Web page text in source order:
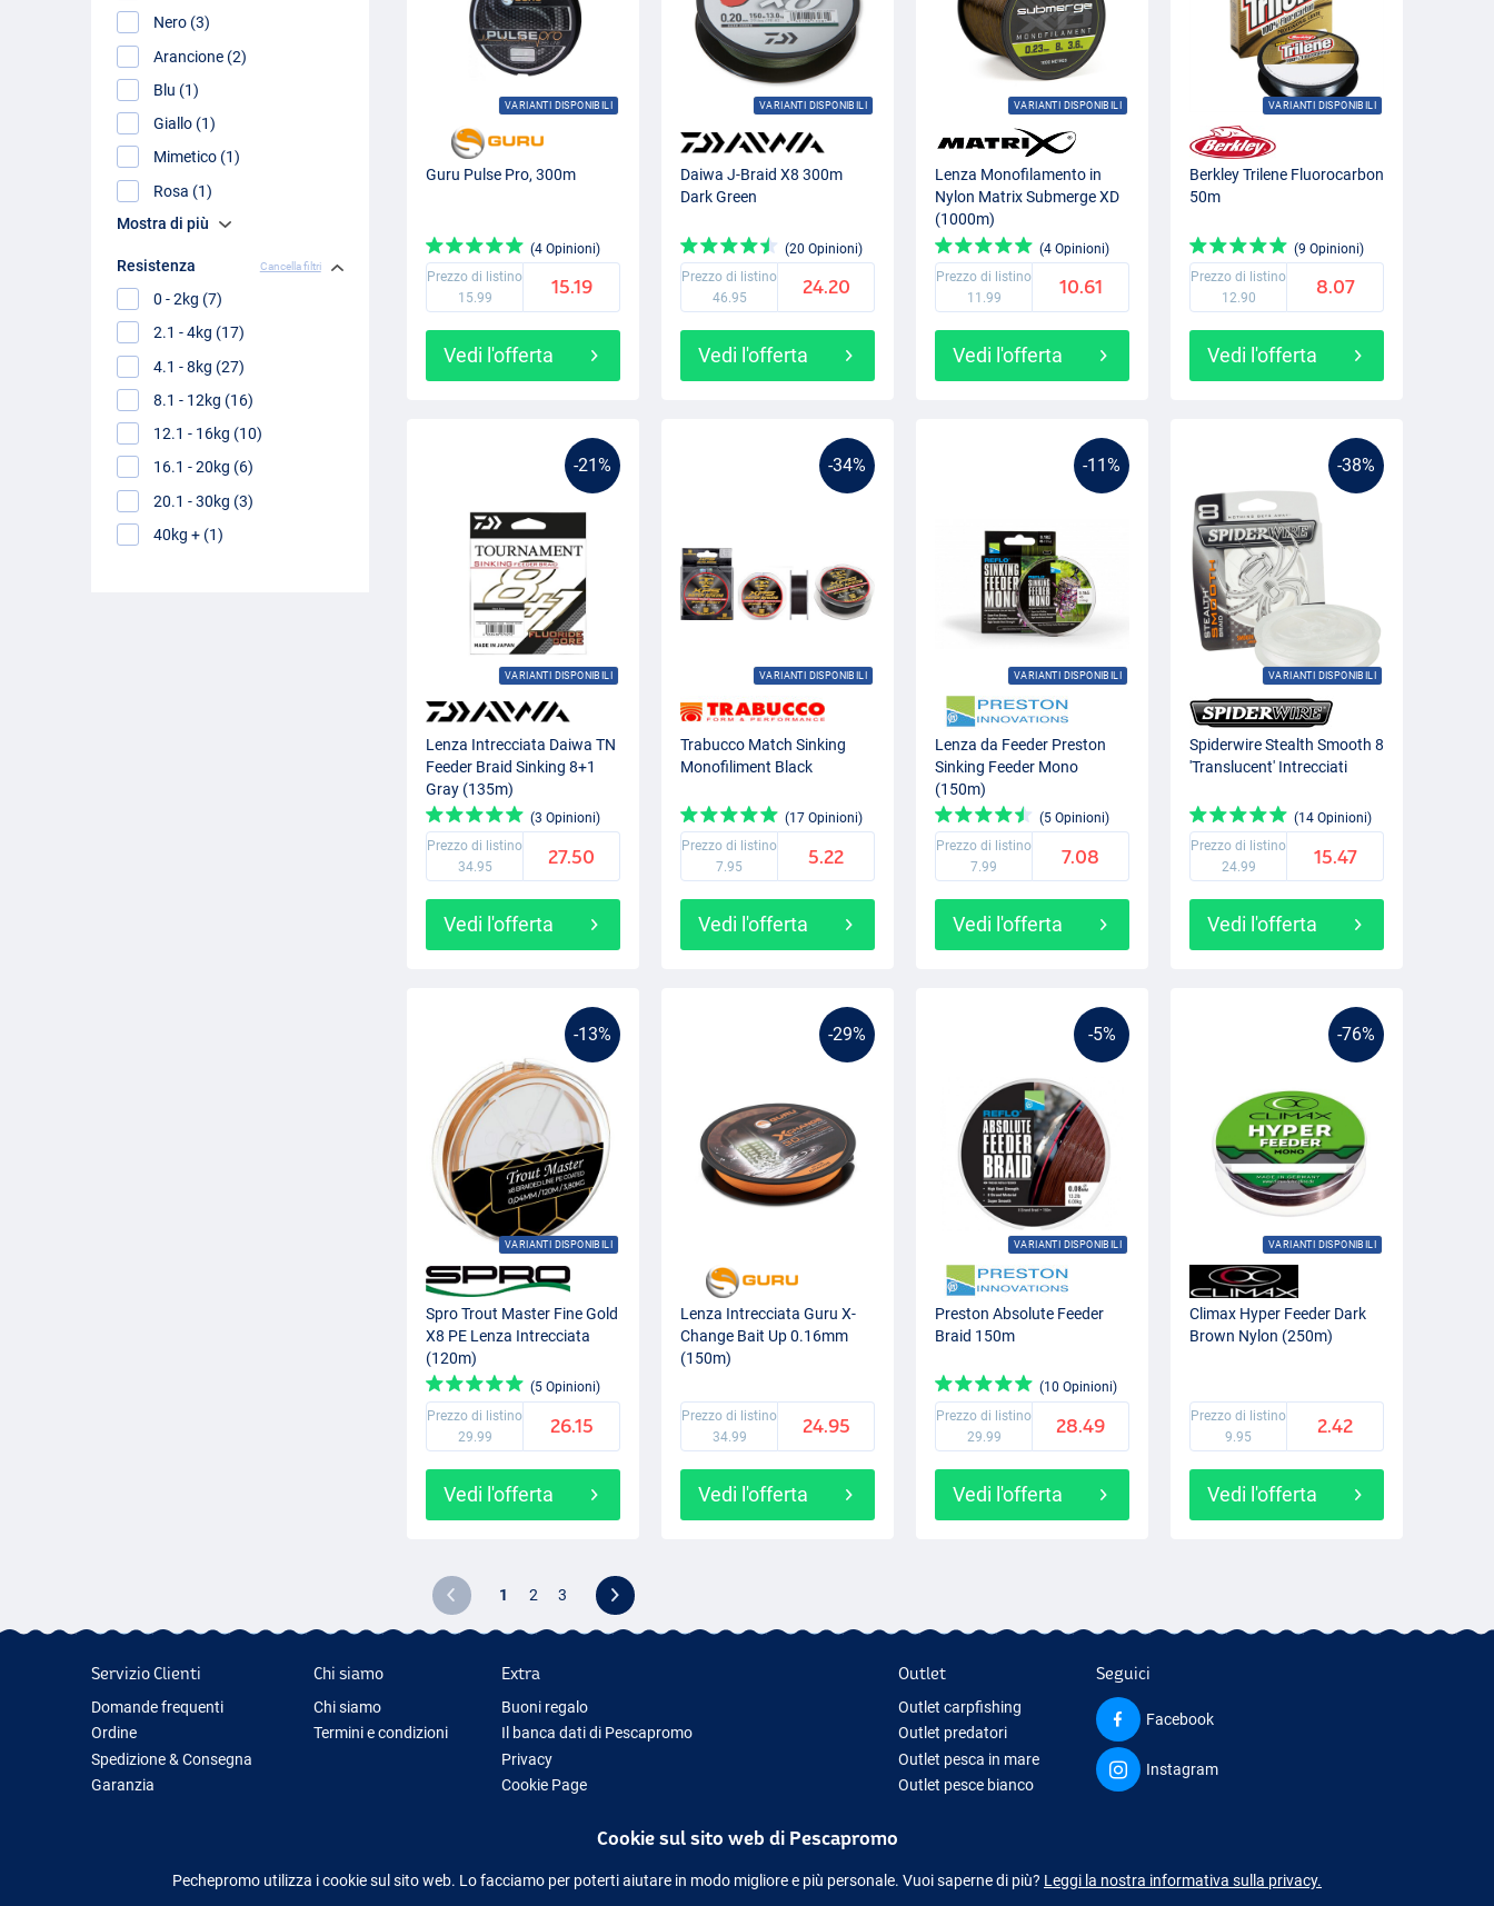
Nero (3)
Arancione (2)
Blu (1)
Giallo (1)
Mimetico (1)
Rosa (1)
Mostra di più
Resistenza Cancella filtri
0 - 2kg (7)
2.1 - 4kg (17)
4.1 - 8kg (27)
8.1 - 12kg (16)
12.1 - 16kg (10)
16.1 - 20kg (6)
20.1 - 30kg (3)
40kg + (1)
VARIANTI DISPONIBILI
Guru Pulse Pro, 300m
(4 Opinioni)
Prezzo di listino
15.99
15.19
Vedi l'offerta
VARIANTI DISPONIBILI
Daiwa J-Braid X8 300m
Dark Green
(20 Opinioni)
Prezzo di listino
46.95
24.20
Vedi l'offerta
VARIANTI DISPONIBILI
Lenza Monofilamento in
Nylon Matrix Submerge XD
(1000m)
(4 Opinioni)
Prezzo di listino
11.99
10.61
Vedi l'offerta
VARIANTI DISPONIBILI
Berkley Trilene Fluorocarbon
50m
(9 Opinioni)
Prezzo di listino
12.90
8.07
Vedi l'offerta
-21%
VARIANTI DISPONIBILI
Lenza Intrecciata Daiwa TN
Feeder Braid Sinking 8+1
Gray (135m)
(3 Opinioni)
Prezzo di listino
34.95
27.50
Vedi l'offerta
-34%
VARIANTI DISPONIBILI
Trabucco Match Sinking
Monofiliment Black
(17 Opinioni)
Prezzo di listino
7.95
5.22
Vedi l'offerta
-11%
VARIANTI DISPONIBILI
Lenza da Feeder Preston
Sinking Feeder Mono
(150m)
(5 Opinioni)
Prezzo di listino
7.99
7.08
Vedi l'offerta
-38%
VARIANTI DISPONIBILI
Spiderwire Stealth Smooth 8
'Translucent' Intrecciati
(14 Opinioni)
Prezzo di listino
24.99
15.47
Vedi l'offerta
-13%
VARIANTI DISPONIBILI
Spro Trout Master Fine Gold
X8 PE Lenza Intrecciata
(120m)
(5 Opinioni)
Prezzo di listino
29.99
26.15
Vedi l'offerta
-29%
Lenza Intrecciata Guru X-
Change Bait Up 0.16mm
(150m)
Prezzo di listino
34.99
24.95
Vedi l'offerta
-5%
VARIANTI DISPONIBILI
Preston Absolute Feeder
Braid 150m
(10 Opinioni)
Prezzo di listino
29.99
28.49
Vedi l'offerta
-76%
VARIANTI DISPONIBILI
Climax Hyper Feeder Dark
Brown Nylon (250m)
Prezzo di listino
9.95
2.42
Vedi l'offerta
1 2 3
Servizio Clienti
Domande frequenti
Ordine
Spedizione & Consegna
Garanzia
Chi siamo
Chi siamo
Termini e condizioni
Extra
Buoni regalo
Il banca dati di Pescapromo
Privacy
Cookie Page
Nuova Attrezzatura da Pesca
Outlet
Outlet carpfishing
Outlet predatori
Outlet pesca in mare
Outlet pesce bianco
Seguici
Facebook
Instagram
Cookie sul sito web di Pescapromo
Pechepromo utilizza i cookie sul sito web. Lo facciamo per poterti aiutare in modo migliore e più personale. Vuoi saperne di più? Leggi la nostra informativa sulla privacy.